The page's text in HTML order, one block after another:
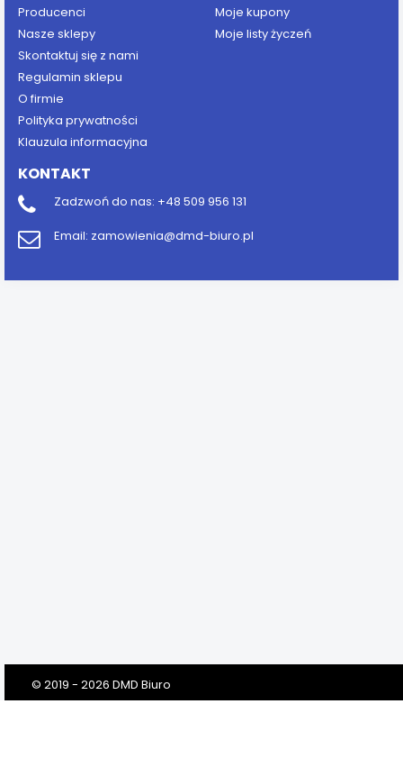
Producenci
Nasze sklepy
Skontaktuj się z nami
Regulamin sklepu
O firmie
Polityka prywatności
Klauzula informacyjna
Moje kupony
Moje listy życzeń
KONTAKT
Zadzwoń do nas: +48 509 956 131
Email: zamowienia@dmd-biuro.pl
© 2019 - 2026 DMD Biuro